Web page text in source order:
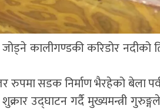
कालीगण्डकी करिडोर नदीको
रुपमा सडक निर्माण भैरहेको बेला
उद्घाटन गर्दै मुख्यमन्त्री